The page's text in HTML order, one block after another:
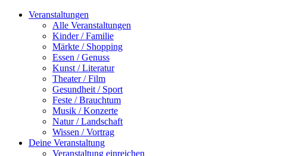
Veranstaltungen
Alle Veranstaltungen
Kinder / Familie
Märkte / Shopping
Essen / Genuss
Kunst / Literatur
Theater / Film
Gesundheit / Sport
Feste / Brauchtum
Musik / Konzerte
Natur / Landschaft
Wissen / Vortrag
Deine Veranstaltung
Veranstaltung einreichen